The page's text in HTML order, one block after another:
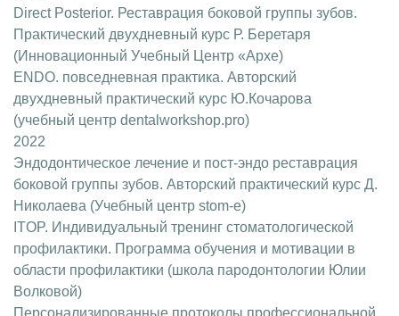
Direct Posterior. Реставрация боковой группы зубов.
Практический двухдневный курс Р. Беретаря
(Инновационный Учебный Центр «Архе)
ENDO. повседневная практика. Авторский
двухдневный практический курс Ю.Кочарова
(учебный центр dentalworkshop.pro)
2022
Эндодонтическое лечение и пост-эндо реставрация
боковой группы зубов. Авторский практический курс Д.
Николаева (Учебный центр stom-e)
ITOP. Индивидуальный тренинг стоматологической
профилактики. Программа обучения и мотивации в
области профилактики (школа пародонтологии Юлии
Волковой)
Персонализированные протоколы профессиональной